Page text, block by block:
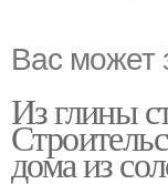
Вас может
Из глины
дома из